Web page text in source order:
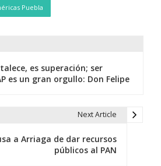
Puebla
es superación; ser
es un gran orgullo: Don Felipe
Next Article
a Arriaga de dar recursos
públicos al PAN